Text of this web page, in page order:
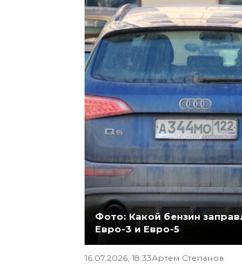
Фото: Какой бензин
Евро-3 и Евро-5
16.07.2026, 18:33Артем Степанов